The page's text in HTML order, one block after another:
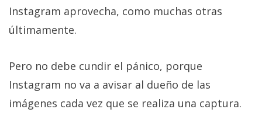
Sorteos
Contacto
/
Sobre
Instagram aprovecha, como muchas otras
últimamente.
Pero no debe cundir el pánico, porque
Instagram no va a avisar al dueño de las
imágenes cada vez que se realiza una captura.